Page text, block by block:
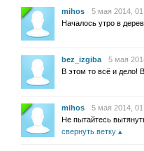
mihos
5 мая 2014,
Началось утро в
bez_izgiba
5 мая
В этом то всё и дело!
mihos
5 мая 2014,
Не пытайтесь
свернуть ветку